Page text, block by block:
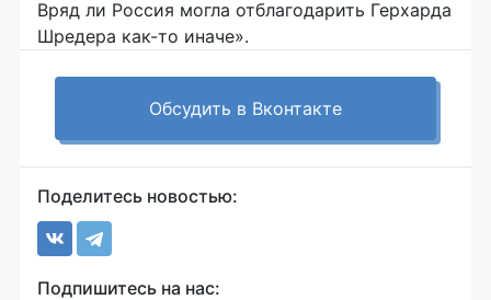
Вряд ли Россия могла отблагодарить Герхарда
Шредера как-то иначе».
Обсудить в Вконтакте
Поделитесь новостью:
Подпишитесь на нас: